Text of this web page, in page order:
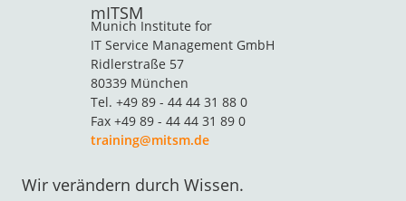
mITSM
Munich Institute for
IT Service Management GmbH
Ridlerstraße 57
80339 München
Tel. +49 89 - 44 44 31 88 0
Fax +49 89 - 44 44 31 89 0
training@mitsm.de
Wir verändern durch Wissen.